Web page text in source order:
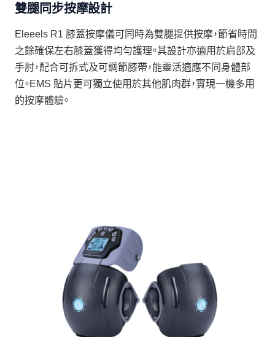
雙腿同步按摩設計
Eleeels R1 膝蓋按摩儀可同時為雙腿提供按摩，節省時間
之餘確保左右膝蓋獲得均勻護理。其設計亦適用於肩部及
手肘，配合可拆式及可調節膝帶，能靈活適應不同身體部
位。EMS 貼片更可獨立使用於其他肌肉群，實現一機多用
的按摩體驗。